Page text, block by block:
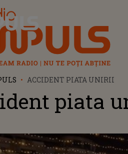
ACCIDENT PIATA UNIRII
piata